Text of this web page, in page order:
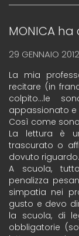
MONICA ha
29 GENNAIO
La mia
recitare (in
colpito…le
appassionato e
Così come
La lettura è
trascurato o
dovuto riguardo.
A scuola,
penalizza
simpatia nei
gusto e devo
la scuola, di
obbligatorie